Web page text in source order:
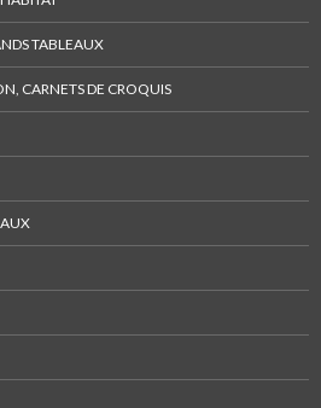
e
d
I
n
TABLEAUX
CARNETS DE CROQUIS